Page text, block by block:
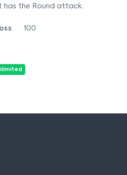
has the Round attack.
100